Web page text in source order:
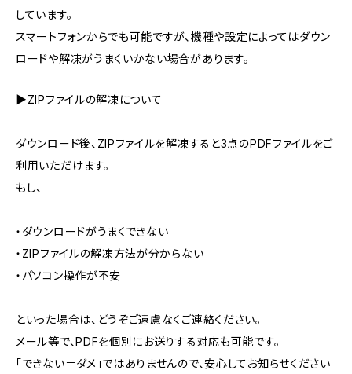
しています。
スマートフォンからでも可能ですが、機種や設定によってはダウン
ロードや解凍がうまくいかない場合があります。
▶ZIPファイルの解凍について
ダウンロード後、ZIPファイルを解凍すると3点のPDFファイルをご
利用いただけます。
もし、
・ダウンロードがうまくできない
・ZIPファイルの解凍方法が分からない
・パソコン操作が不安
といった場合は、どうぞご遠慮なくご連絡ください。
メール等で、PDFを個別にお送りする対応も可能です。
「できない＝ダメ」ではありませんので、安心してお知らせください